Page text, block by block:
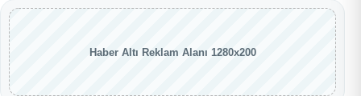
Haber Altı Reklam Alanı 1280x200